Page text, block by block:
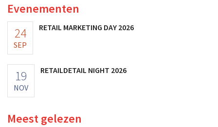
Evenementen
24
SEP
RETAIL MARKETING DAY 2026
19
NOV
RETAILDETAIL NIGHT 2026
Meest gelezen